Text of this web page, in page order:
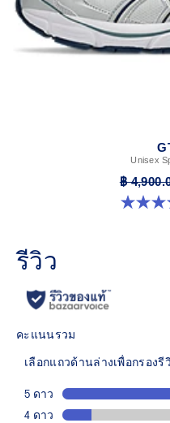
Unisex
฿
4.8 จาก 5 ดาว 501 รีวิว